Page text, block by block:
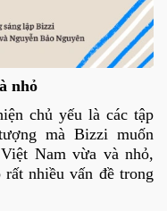
nhỏ
chủ yếu là các tập
mà Bizzi muốn
Nam vừa và nhỏ,
nhiều vấn đề trong